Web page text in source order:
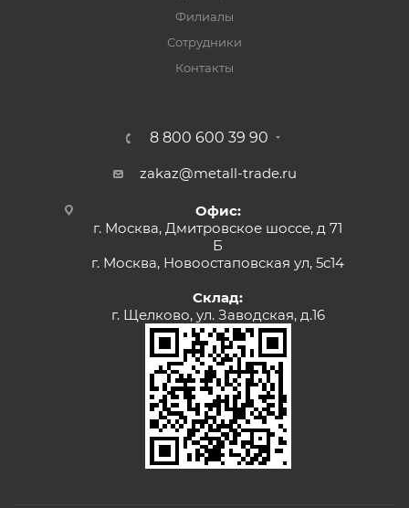
Филиалы
Сотрудники
Контакты
8 800 600 39 90
zakaz@metall-trade.ru
Офис:
г. Москва, Дмитровское шоссе, д 71
Б
г. Москва, Новоостаповская ул, 5с14
Склад:
г. Щелково, ул. Заводская, д.16